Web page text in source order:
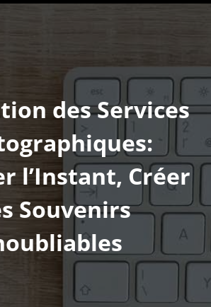
des Services
l’Instant, Créer
Souvenirs